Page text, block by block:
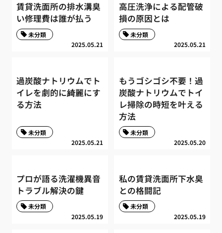
賃貸洗面所の排水溝臭
い修理費は誰が払う
2025.05.21
未分類
高圧洗浄による配管破
損の原因とは
2025.05.21
未分類
過炭酸ナトリウムでト
イレを劇的に綺麗にす
る方法
2025.05.21
未分類
もうゴシゴシ不要！過
炭酸ナトリウムでトイ
レ掃除の時短を叶える
方法
2025.05.20
未分類
プロが語る洗濯機異音
トラブル解決の鍵
2025.05.19
未分類
私の賃貸洗面所下水臭
との格闘記
2025.05.19
未分類